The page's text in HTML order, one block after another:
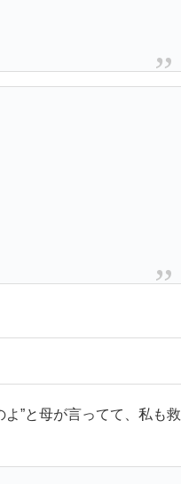
”と母が言ってて、私も救